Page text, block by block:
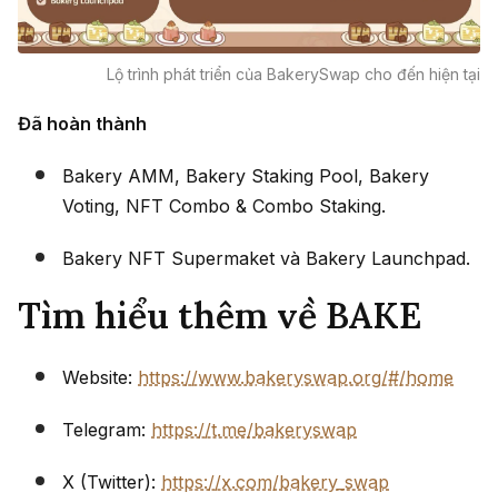
Lộ trình phát triển của BakerySwap cho đến hiện tại
Đã hoàn thành
Bakery AMM, Bakery Staking Pool, Bakery
Voting, NFT Combo & Combo Staking.
Bakery NFT Supermaket và Bakery Launchpad.
Tìm hiểu thêm về BAKE
Website: https://www.bakeryswap.org/#/home
Telegram: https://t.me/bakeryswap
X (Twitter): https://x.com/bakery_swap